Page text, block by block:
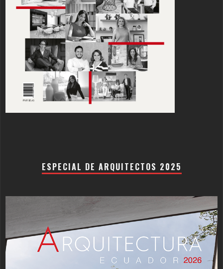
ESPECIAL DE ARQUITECTOS 2025